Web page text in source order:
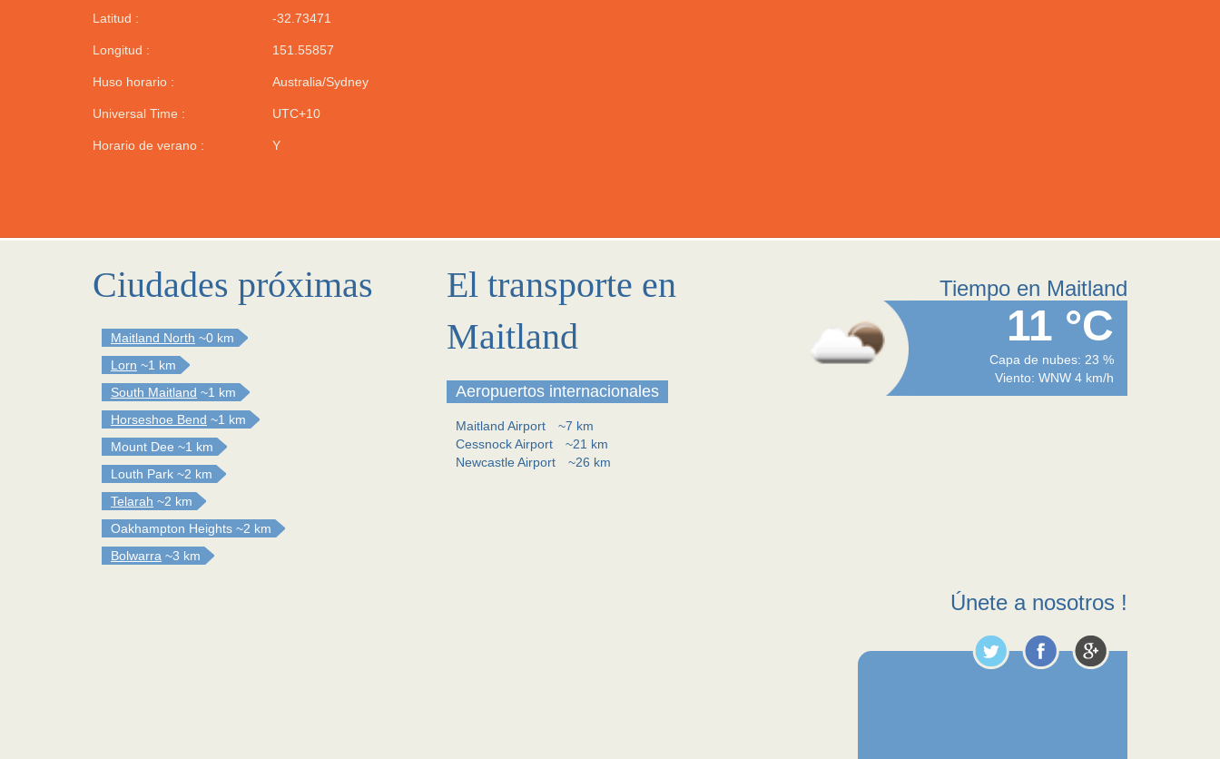
Latitud : -32.73471
Longitud : 151.55857
Huso horario : Australia/Sydney
Universal Time : UTC+10
Horario de verano : Y
Ciudades próximas
Maitland North ~0 km
Lorn ~1 km
South Maitland ~1 km
Horseshoe Bend ~1 km
Mount Dee ~1 km
Louth Park ~2 km
Telarah ~2 km
Oakhampton Heights ~2 km
Bolwarra ~3 km
El transporte en
Maitland
Aeropuertos internacionales
Maitland Airport
~7 km
Cessnock Airport
~21 km
Newcastle Airport
~26 km
Tiempo en Maitland
11 °C
Capa de nubes: 23 %
Viento: WNW 4 km/h
Únete a nosotros !